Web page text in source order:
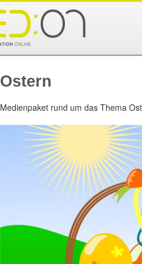
Ostern
Medienpaket rund um das Thema